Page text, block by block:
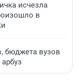
исчезла
в
бюджета вузов